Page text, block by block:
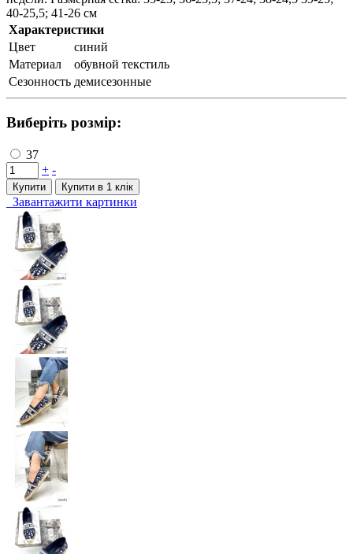
40-25,5; 41-26 см
Характеристики
Цвет
синий
Материал
обувной текстиль
Сезонность демисезонные
Виберіть розмір:
37
+ -
Купити Купити в 1 клiк
Завантажити картинки